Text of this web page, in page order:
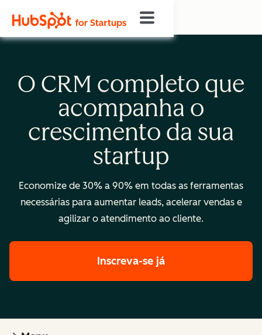
O CRM completo que
acompanha o
crescimento da sua
startup
Economize de 30% a 90% em todas as ferramentas
necessárias para aumentar leads, acelerar vendas e
agilizar o atendimento ao cliente.
Inscreva-se já